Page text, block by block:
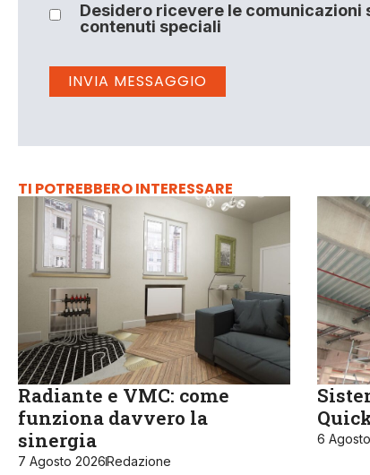
Desidero ricevere le
contenuti speciali
TI POTREBBERO INTERESSARE
Radiante e VMC: come
funziona davvero la
sinergia
7 Agosto 2026Redazione
6